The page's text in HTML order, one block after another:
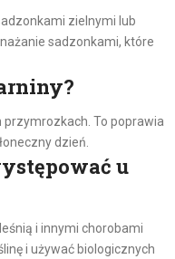
zielnymi lub
sadzonkami, które
To poprawia
dzień.
u
i innymi chorobami
i używać biologicznych